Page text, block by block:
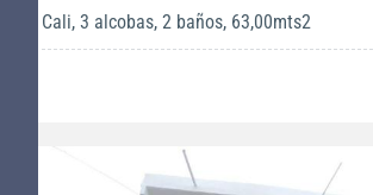
Cali, 3 alcobas, 2 baños, 63,00mts2